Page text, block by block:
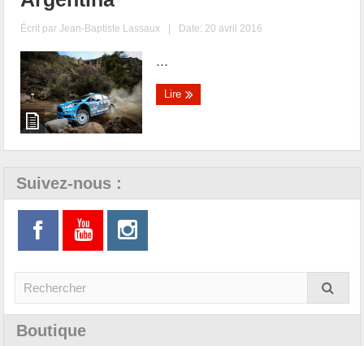
Écrit parJean-Baptiste Lassaux | Date: 20 avril 2016
...
Lire
Suivez-nous :
Boutique